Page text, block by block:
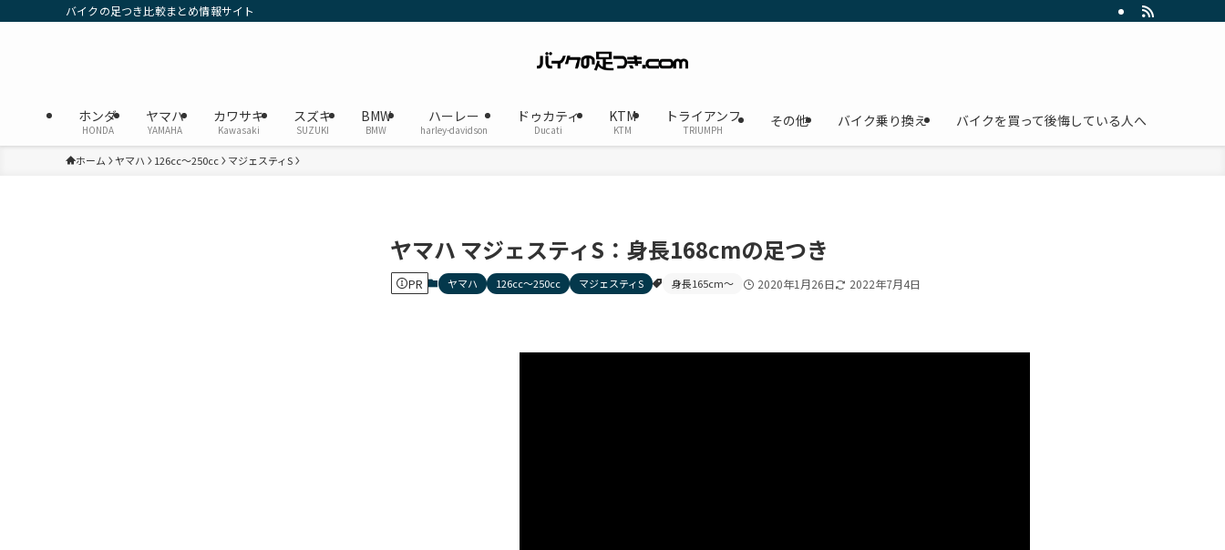
バイクの足つき比較まとめ情報サイト
ホンダ
HONDA
ヤマハ
YAMAHA
カワサキ
Kawasaki
スズキ
SUZUKI
BMW
BMW
ハーレー
harley-davidson
ドゥカティ
Ducati
KTM
KTM
トライアンフ
TRIUMPH
その他 バイク乗り換え バイクを買って後悔している人へ
ホーム ヤマハ 126cc〜250cc マジェスティS
ヤマハ マジェスティS：身長168cmの足つき
PR ヤマハ 126cc〜250cc マジェスティS 身長165cm〜 2020年1月26日 2022年7月4日